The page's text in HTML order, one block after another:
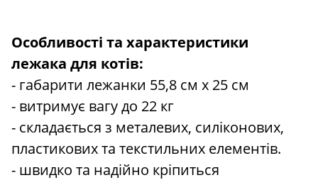
Особливості та характеристики
лежака для котів:
- габарити лежанки 55,8 см x 25 см
- витримує вагу до 22 кг
- складається з металевих, силіконових,
пластикових та текстильних елементів.
- швидко та надійно кріпиться